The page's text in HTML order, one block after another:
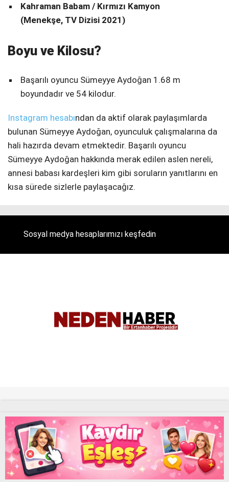
Kahraman Babam / Kırmızı Kamyon
(Menekşe, TV Dizisi 2021)
Boyu ve Kilosu?
Başarılı oyuncu Sümeyye Aydoğan 1.68 m
boyundadır ve 54 kilodur.
Instagram hesabından da aktif olarak paylaşımlarda
bulunan Sümeyye Aydoğan, oyunculuk çalışmalarına da
hali hazırda devam etmektedir. Başarılı oyuncu
Sümeyye Aydoğan hakkında merak edilen aslen nereli,
annesi babası kardeşleri kim gibi soruların yanıtlarını en
kısa sürede sizlerle paylaşacağız.
Sosyal medya hesaplarımızı keşfedin
haber
Uyap Eş Zamanlı Sorgu Hatası Çözümü